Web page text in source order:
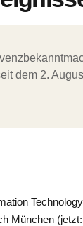
dem 2.
München